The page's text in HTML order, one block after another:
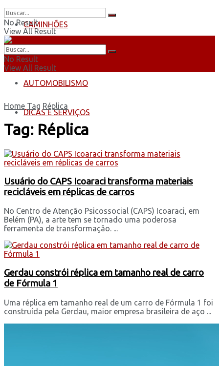
CAMINHÕES
ÔNIBUS
AUTOMOBILISMO
DICAS E SERVIÇOS
No Result
View All Result
No Result
View All Result
Home Tag Réplica
Tag: Réplica
Usuário do CAPS Icoaraci transforma materiais
recicláveis em réplicas de carros
No Centro de Atenção Psicossocial (CAPS) Icoaraci, em
Belém (PA), a arte tem se tornado uma poderosa
ferramenta de transformação. ...
Gerdau constrói réplica em tamanho real de carro
de Fórmula 1
Uma réplica em tamanho real de um carro de Fórmula 1 foi
construída pela Gerdau, maior empresa brasileira de aço ...